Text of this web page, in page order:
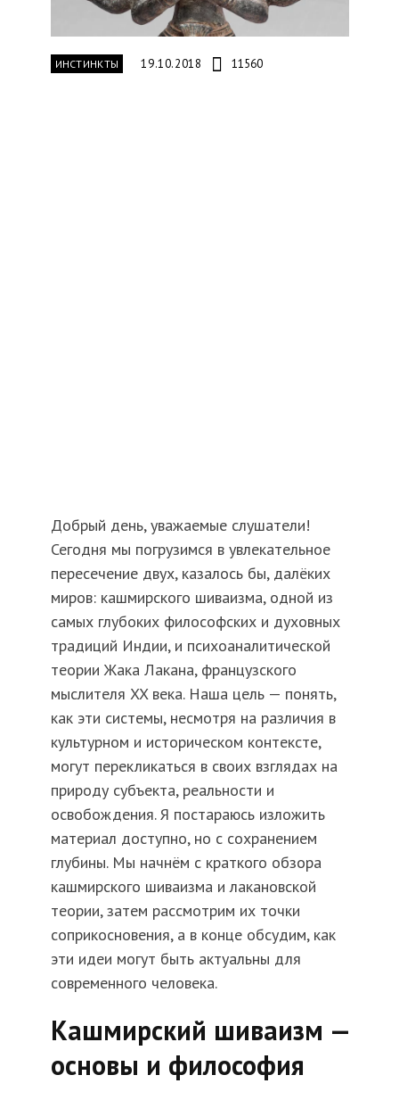
ИНСТИНКТЫ 19.10.2018 11560
Добрый день, уважаемые слушатели!
Сегодня мы погрузимся в увлекательное
пересечение двух, казалось бы, далёких
миров: кашмирского шиваизма, одной из
самых глубоких философских и духовных
традиций Индии, и психоаналитической
теории Жака Лакана, французского
мыслителя XX века. Наша цель — понять,
как эти системы, несмотря на различия в
культурном и историческом контексте,
могут перекликаться в своих взглядах на
природу субъекта, реальности и
освобождения. Я постараюсь изложить
материал доступно, но с сохранением
глубины. Мы начнём с краткого обзора
кашмирского шиваизма и лакановской
теории, затем рассмотрим их точки
соприкосновения, а в конце обсудим, как
эти идеи могут быть актуальны для
современного человека.
Кашмирский шиваизм —
основы и философия